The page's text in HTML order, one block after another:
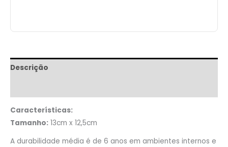
Descrição
Características:
Tamanho: 13cm x 12,5cm
A durabilidade média é de 6 anos em ambientes internos e